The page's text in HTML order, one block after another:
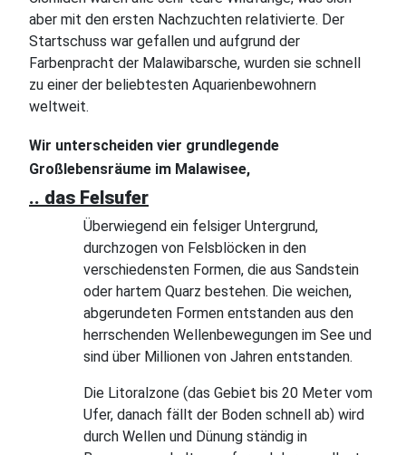
aber mit den ersten Nachzuchten relativierte. Der
Startschuss war gefallen und aufgrund der
Farbenpracht der Malawibarsche, wurden sie schnell
zu einer der beliebtesten Aquarienbewohnern
weltweit.
Wir unterscheiden vier grundlegende
Großlebensräume im Malawisee,
.. das Felsufer
Überwiegend ein felsiger Untergrund,
durchzogen von Felsblöcken in den
verschiedensten Formen, die aus Sandstein
oder hartem Quarz bestehen. Die weichen,
abgerundeten Formen entstanden aus den
herrschenden Wellenbewegungen im See und
sind über Millionen von Jahren entstanden.
Die Litoralzone (das Gebiet bis 20 Meter vom
Ufer, danach fällt der Boden schnell ab) wird
durch Wellen und Dünung ständig in